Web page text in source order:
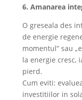
6. Amanarea
O greseala des
de energie
momentul” sau
la energie cresc,
pierd.
Cum eviti:
investitiilor in